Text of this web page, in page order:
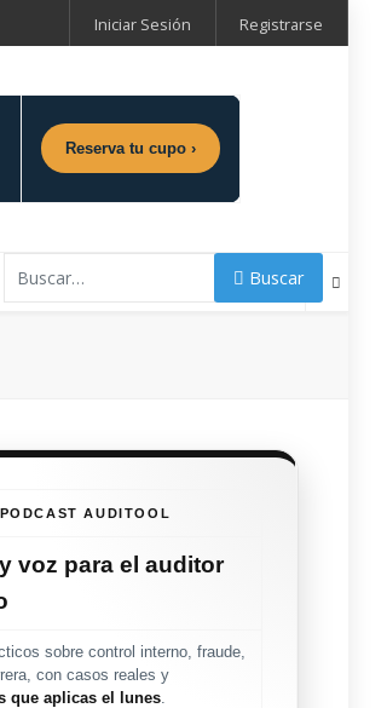
Iniciar Sesión Registrarse
Reserva tu cupo ›
Buscar
AUDITOOL
voz para el auditor
sobre control interno, fraude,
con casos reales y
que aplicas el lunes